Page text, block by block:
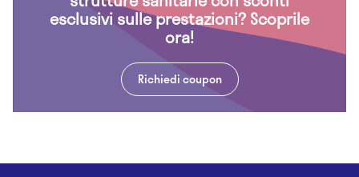
esclusivi sulle prestazioni? Scoprile
ora!
Richiedi coupon